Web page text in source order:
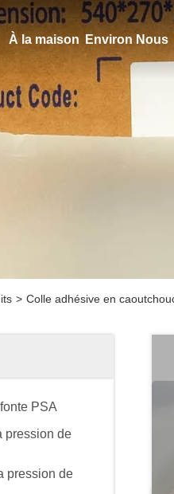
À la maison Environ Nous
> Colle adhésive en
PSA
pression de
pression de